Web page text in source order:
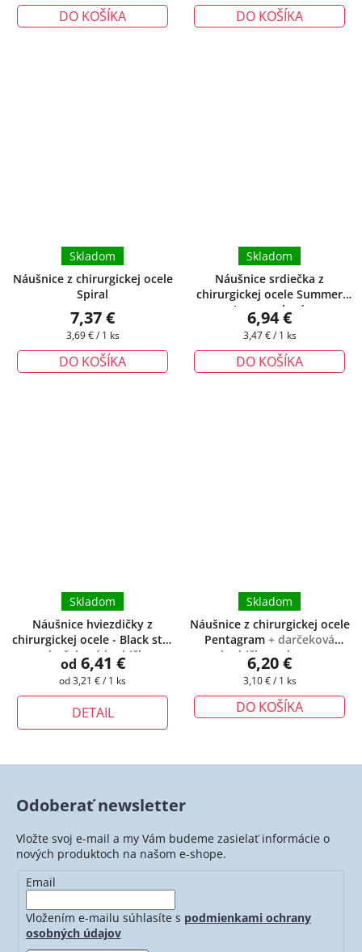
DO KOŠÍKA DO KOŠÍKA
Náušnice z chirurgickej ocele
Spiral
Skladom
7,37 €
Jednotková
3,69 € / 1 ks
DO KOŠÍKA
Náušnice srdiečka z
chirurgickej ocele Summer
Love - zelené
Skladom
6,94 €
Jednotková
3,47 € / 1 ks
DO KOŠÍKA
Náušnice hviezdičky z
chirurgickej ocele - Black star
+ darčeková krabička
zadarmo
Skladom
od 6,41 €
Jednotková
od 3,21 € / 1 ks
DETAIL
Náušnice z chirurgickej ocele
Pentagram + darčeková
krabička zadarmo
Skladom
6,20 €
Jednotková
3,10 € / 1 ks
DO KOŠÍKA
Odoberať newsletter
Vložte svoj e-mail a my Vám budeme zasielať informácie o
nových produktoch na našom e-shope.
Email
Vložením e-mailu súhlasíte s podmienkami ochrany
osobných údajov